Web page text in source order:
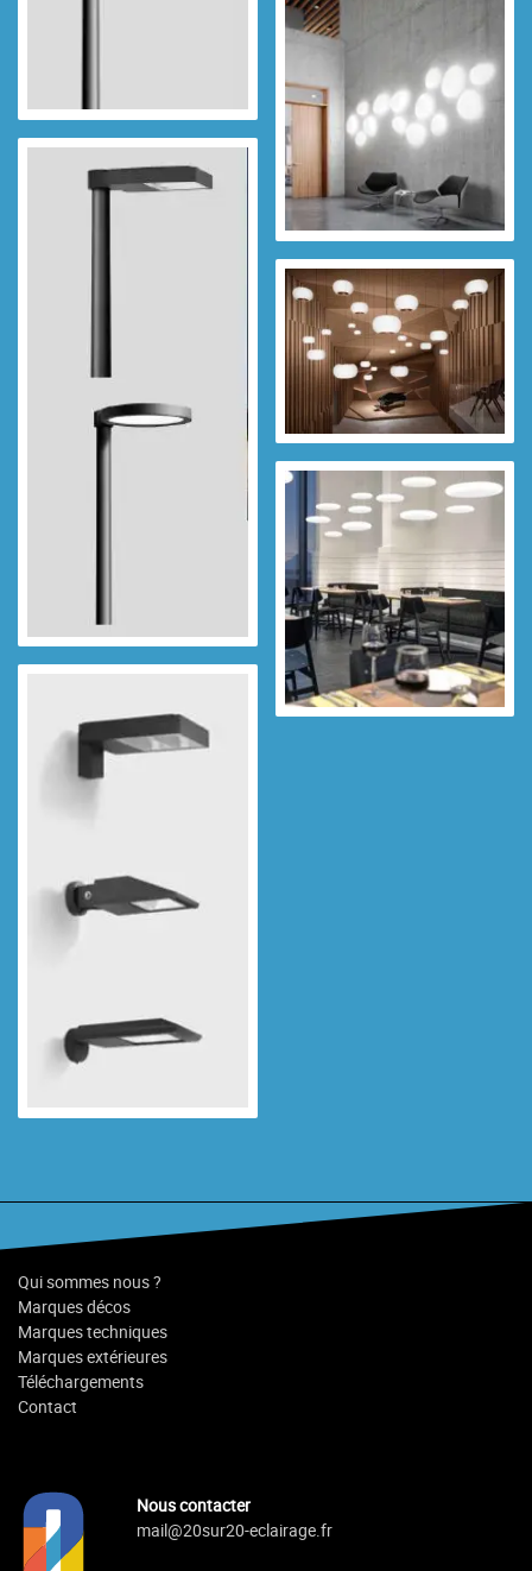
Qui sommes nous ?
Marques décos
Marques techniques
Marques extérieures
Téléchargements
Contact
Nous contacter
mail@20sur20-eclairage.fr